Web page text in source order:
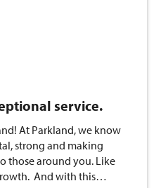
service.
At Parkland, we know
strong and making
those around you. Like
And with this…